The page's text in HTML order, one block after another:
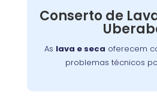
Conserto de
As lava e seca oferecem
problemas técnicos
tenha roupas limpas